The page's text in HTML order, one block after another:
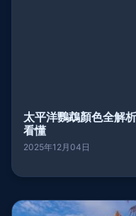
太平洋鸚鵡顏色全解
看懂
2025年12月04日